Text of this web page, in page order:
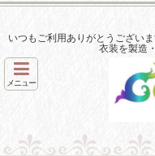
いつもご利用ありがとうござい
衣装を製造
メニュー